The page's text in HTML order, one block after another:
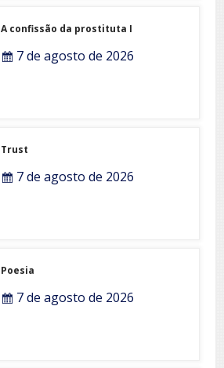
A confissão da prostituta I
7 de agosto de 2026
Trust
7 de agosto de 2026
Poesia
7 de agosto de 2026